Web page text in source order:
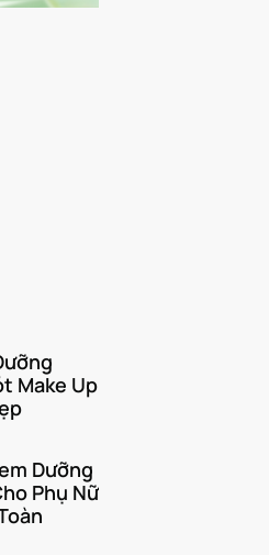
Make Up
Dưỡng
Phụ Nữ